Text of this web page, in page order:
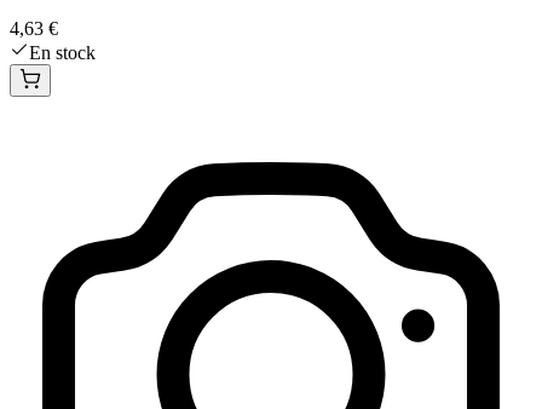
4,63 €
En stock